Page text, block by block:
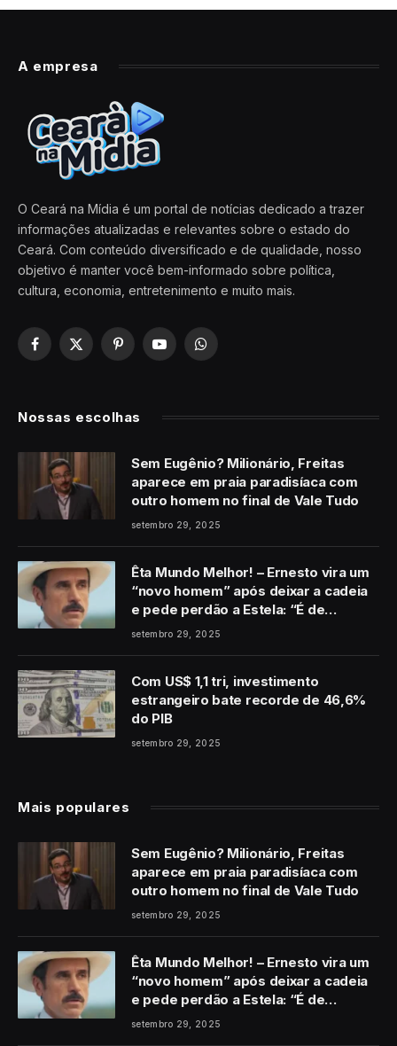
A empresa
O Ceará na Mídia é um portal de notícias dedicado a trazer
informações atualizadas e relevantes sobre o estado do
Ceará. Com conteúdo diversificado e de qualidade, nosso
objetivo é manter você bem-informado sobre política,
cultura, economia, entretenimento e muito mais.
Facebook
X
PinterestYouTubeWhatsApp
Nossas escolhas
Sem Eugênio? Milionário, Freitas
aparece em praia paradisíaca com
outro homem no final de Vale Tudo
setembro 29, 2025
Êta Mundo Melhor! – Ernesto vira um
“novo homem” após deixar a cadeia
e pede perdão a Estela: “É de
coração”
setembro 29, 2025
Com US$ 1,1 tri, investimento
estrangeiro bate recorde de 46,6%
do PIB
setembro 29, 2025
Mais populares
Sem Eugênio? Milionário, Freitas
aparece em praia paradisíaca com
outro homem no final de Vale Tudo
setembro 29, 2025
Êta Mundo Melhor! – Ernesto vira um
“novo homem” após deixar a cadeia
e pede perdão a Estela: “É de
coração”
setembro 29, 2025